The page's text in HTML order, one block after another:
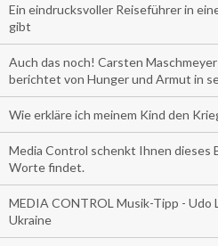
Ein eindrucksvoller Reiseführer in
gibt
Auch das noch! Carsten
berichtet von Hunger und Armut in
Wie erkläre ich meinem Kind den
Media Control schenkt Ihnen dieses
Worte findet.
MEDIA CONTROL Musik-Tipp - Udo
Ukraine